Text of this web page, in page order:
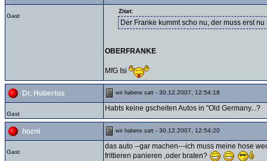
Gast
Zitat:
Der Franke kummt scho nu, der muss erst
OBERFRANKE
MfG Isi
Dr. Hubertus wir habens satt - 30.12.2007, 12:54:18
Gast
Habts keine gscheiten Autos in "Old Germany...?
hozni wir habens satt - 30.12.2007, 12:54:20
Gast
das auto --gar machen---ich muss meine hose
frittieren panieren ,oder braten?